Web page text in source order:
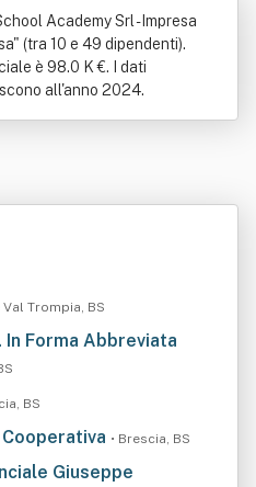
Academy Srl - Impresa
(tra 10 e 49 dipendenti).
è 98.0 K €. I dati
all'anno 2024.
Val Trompia, BS
In Forma Abbreviata
BS
• Brescia, BS
Giuseppe